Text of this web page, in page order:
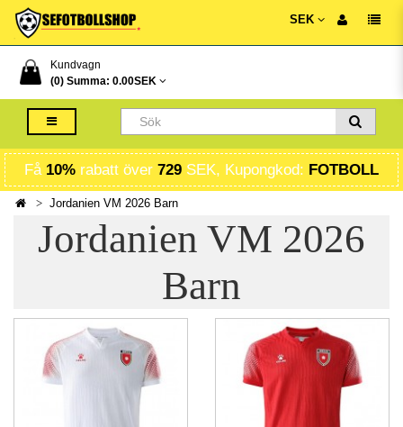
SEK
Kundvagn
(0) Summa: 0.00SEK
Få 10% rabatt över 729 SEK, Kupongkod: FOTBOLL
Jordanien VM 2026 Barn
Jordanien VM 2026
Barn